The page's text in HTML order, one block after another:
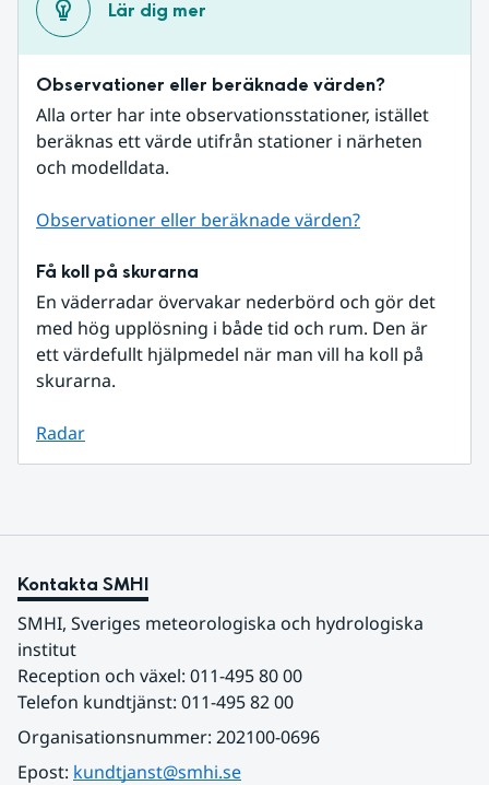
Lär dig mer
Observationer eller beräknade värden?
Alla orter har inte observationsstationer, istället
beräknas ett värde utifrån stationer i närheten
och modelldata.
Observationer eller beräknade värden?
Få koll på skurarna
En väderradar övervakar nederbörd och gör det
med hög upplösning i både tid och rum. Den är
ett värdefullt hjälpmedel när man vill ha koll på
skurarna.
Radar
Kontakta SMHI
SMHI, Sveriges meteorologiska och hydrologiska
institut
Reception och växel: 011-495 80 00
Telefon kundtjänst: 011-495 82 00
Organisationsnummer: 202100-0696
Epost: kundtjanst@smhi.se